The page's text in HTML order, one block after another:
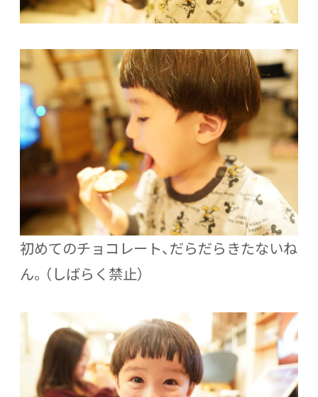
初めてのチョコレート、だらだらきたないね
ん。（しばらく禁止）